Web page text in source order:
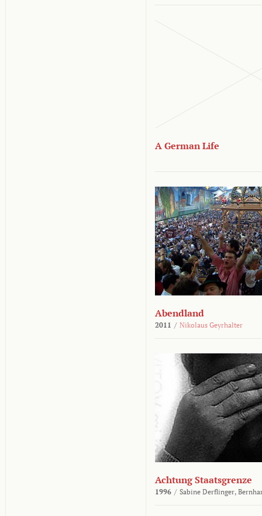
A German Life
Abendland
2011 / Nikolaus Geyrhalter
Achtung Staatsgrenze
1996 / Sabine Derflinger,